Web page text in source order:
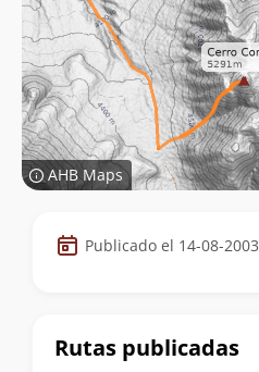
AHB Maps
Datos
de
cumbre
Publicado el 14-08-2003
Rutas publicadas